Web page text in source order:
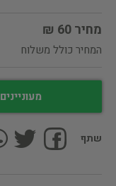
מחיר 60 ₪
המחיר כולל משלוח
שתף